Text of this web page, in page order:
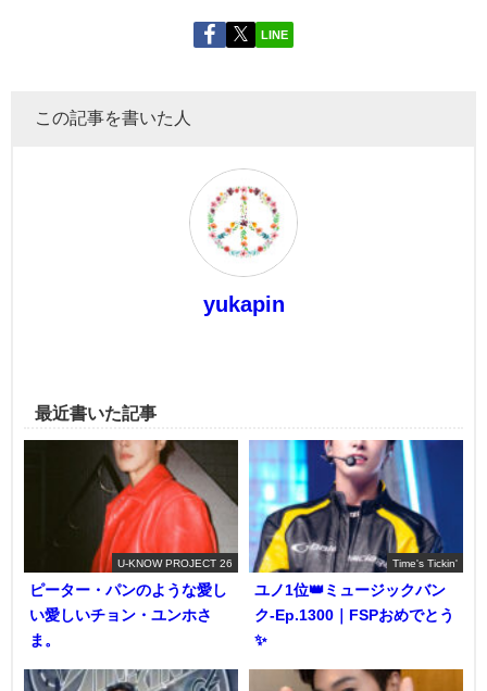
LINE
この記事を書いた人
yukapin
最近書いた記事
U-KNOW PROJECT 26
ピーター・パンのような愛し
い愛しいチョン・ユンホさ
ま。
Time's Tickin'
ユノ1位👑ミュージックバン
ク-Ep.1300｜FSPおめでとう
✨️